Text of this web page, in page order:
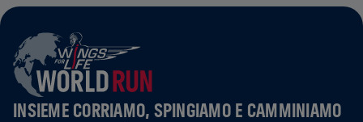
INSIEME CORRIAMO, SPINGIAMO E CAMMINIAMO